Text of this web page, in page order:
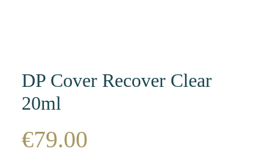
DP Cover Recover Clear
20ml
€79.00